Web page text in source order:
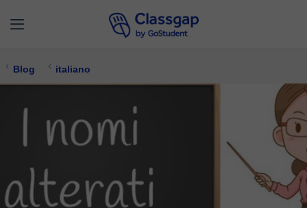
Blog italiano